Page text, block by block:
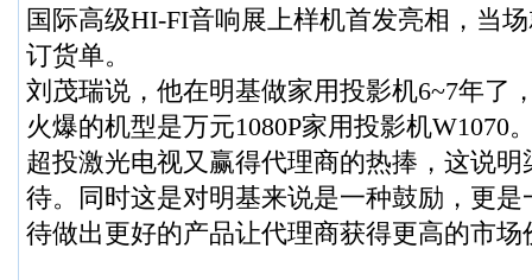
国际高级HI-FI音响展上样机首发亮相，当
订货单。
刘茂瑞说，他在明基做家用投影机6~7年了
火爆的机型是万元1080P家用投影机W1070
超投激光电视又赢得代理商的热捧，这说
待。同时这是对明基来说是一种鼓励，更
待做出更好的产品让代理商获得更高的市场